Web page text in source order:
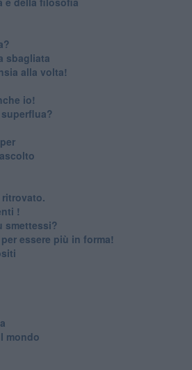
sbagliata
alla volta!
io!
!
smettessi?
essere più in forma!
mondo